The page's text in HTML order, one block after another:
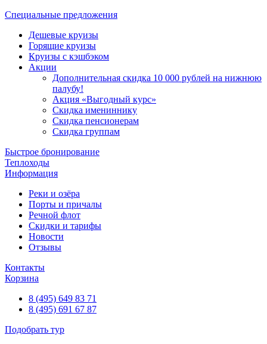
Специальные предложения
Дешевые круизы
Горящие круизы
Круизы с кэшбэком
Акции
Дополнительная скидка 10 000 рублей на нижнюю
палубу!
Акция «Выгодный курс»
Скидка имениннику
Скидка пенсионерам
Скидка группам
Быстрое бронирование
Теплоходы
Информация
Реки и озёра
Порты и причалы
Речной флот
Скидки и тарифы
Новости
Отзывы
Контакты
Корзина
8 (495) 649 83 71
8 (495) 691 67 87
Подобрать тур